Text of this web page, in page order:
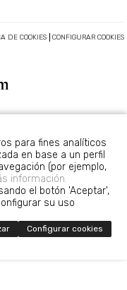
DE COOKIES CONFIGURAR COOKIES
para fines analíticos
en base a un perfil
(por ejemplo,
información.
el botón 'Aceptar',
su uso
Configurar cookies